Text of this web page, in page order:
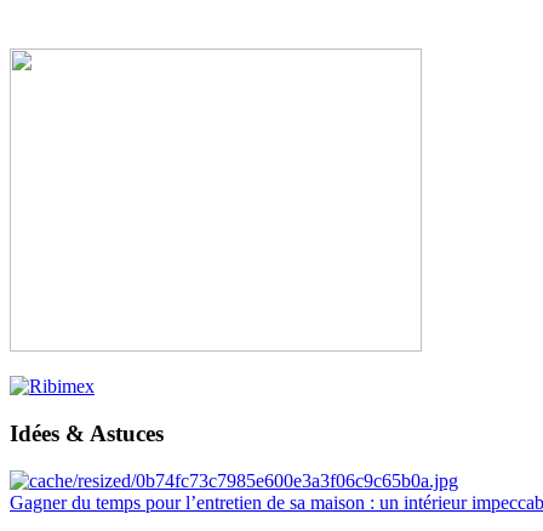
Idées & Astuces
Gagner du temps pour l’entretien de sa maison : un intérieur